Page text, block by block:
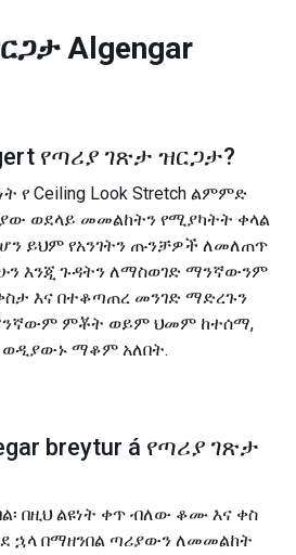
Algengar
የጣሪያ ገጽታ ዝርጋታ?
የ Ceiling Look Stretch ልምምድ
ወደላይ መመልከትን የሚያካትት ቀላል
ይህም የአንገትን ጡንቻዎች ለመለጠጥ
እንጂ ጉዳትን ለማስወገድ ማንኛውንም
እና በተቆጣጠረ መንገድ ማድረጉን
ምቾት ወይም ህመም ከተሰማ,
ወዲያውኑ ማቆም አለበት.
breytur á የጣሪያ ገጽታ
በዚህ ልዩነት ቀጥ ብለው ቆሙ እና ቀስ
ኋላ በማዘንበል ጣሪያውን ለመመልከት